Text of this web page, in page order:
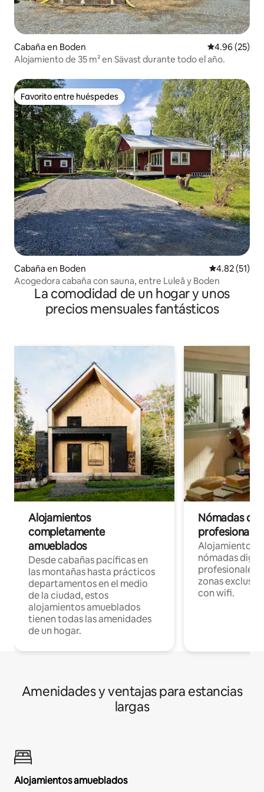
Cabaña en Boden Calificación
4.96 (25)
Alojamiento de 35 m² en Sävast durante todo el año.
Favorito entre huéspedes
Favorito entre huéspedes
Cabaña en Boden Calificación
4.82 (51)
Acogedora cabaña con sauna, entre Luleå y Boden
La comodidad de un hogar y unos
precios mensuales fantásticos
Alojamientos
completamente
amueblados
Desde cabañas pacíficas en
las montañas hasta prácticos
departamentos en el medio
de la ciudad, estos
alojamientos amueblados
tienen todas las amenidades
de un hogar.
Nómadas
Alojamientos
nómadas
profesionales
zonas
con wifi.
Amenidades y ventajas para estancias
largas
Alojamientos amueblados